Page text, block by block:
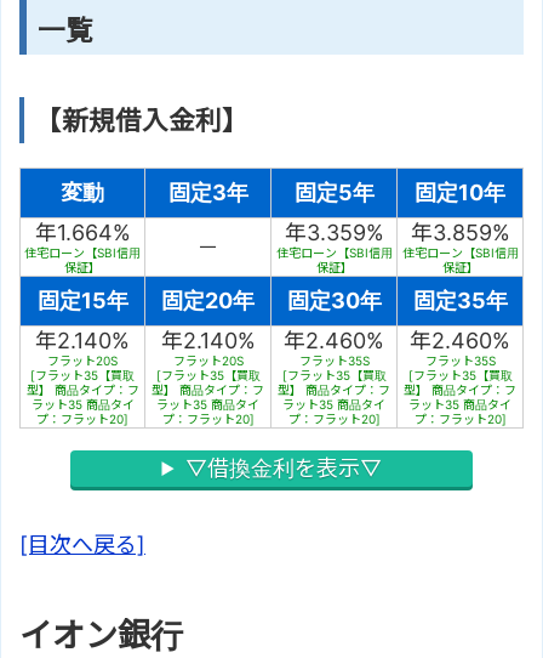
一覧
【新規借入金利】
変動 固定3年 固定5年
固定10年
年1.664%
住宅ローン【SBI信用
保証】
－
年3.359%
住宅ローン【SBI信用
保証】
年3.859%
住宅ローン【SBI信用
保証】
固定15年 固定20年 固定30年
固定35年
年2.140%
フラット20S
[フラット35【買取
型】 商品タイプ：フ
ラット35 商品タイ
プ：フラット20]
年2.140%
フラット20S
[フラット35【買取
型】 商品タイプ：フ
ラット35 商品タイ
プ：フラット20]
年2.460%
フラット35S
[フラット35【買取
型】 商品タイプ：フ
ラット35 商品タイ
プ：フラット20]
年2.460%
フラット35S
[フラット35【買取
型】 商品タイプ：フ
ラット35 商品タイ
プ：フラット20]
▽借換金利を表示▽
[目次へ戻る]
イオン銀行